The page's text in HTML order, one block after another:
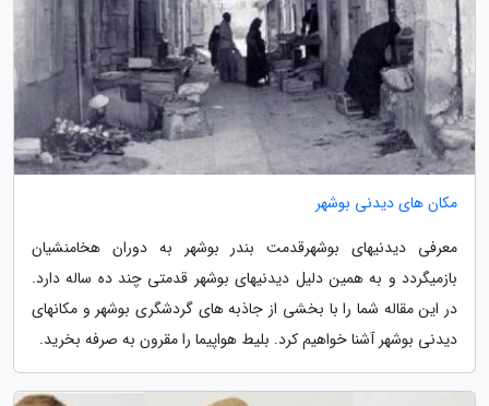
مکان های دیدنی بوشهر
معرفی دیدنیهای بوشهرقدمت بندر بوشهر به دوران هخامنشیان
بازمیگردد و به همین دلیل دیدنیهای بوشهر قدمتی چند ده ساله دارد.
در این مقاله شما را با بخشی از جاذبه های گردشگری بوشهر و مکانهای
دیدنی بوشهر آشنا خواهیم کرد. بلیط هواپیما را مقرون به صرفه بخرید.